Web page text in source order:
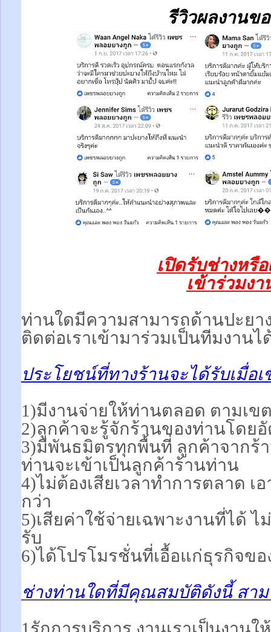
รีวิวผลงานข
เปิดรับช่างหรื
เข้าร่วมง
ท่านใดมีความสามารถด้านปะย
ติดต่อเราเข้ามาร่วมเป็นทีมงานไ
ประโยชน์ที่ทางร้านจะได้รับเมื่อเ
1)มีงานจ่ายให้ท่านตลอด ตามเ
2)ลูกค้าจะรู้จักร้านของท่านโดย
3)มีพันธมิตรทุกพื้นที่ ลูกค้าจากร้
ท่านจะเข้าเป็นลูกค้าร้านท่าน
4)ไม่ต้องเสียเวลาทำการตลาด เ
กว่า
5)เสียค่าใช้จ่ายเฉพาะงานที่ได้
รับ
6)ได้โปรโมรชั่นที่เอื้อแก่ธุรกิจข
ช่างท่านใดที่มีคุณสมบัติดังนี้ สาม